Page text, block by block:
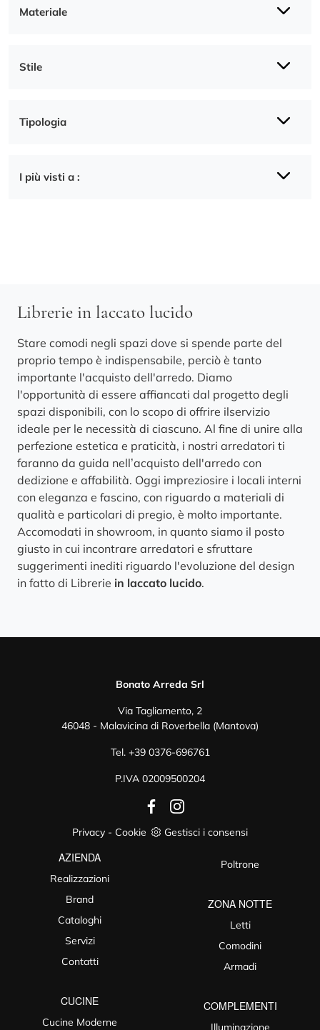
Materiale
Stile
Tipologia
I più visti a :
Librerie in laccato lucido
Stare comodi negli spazi dove si spende parte del
proprio tempo è indispensabile, perciò è tanto
importante l'acquisto dell'arredo. Diamo
l'opportunità di essere affiancati dal progetto degli
spazi disponibili, con lo scopo di offrire ilservizio
ideale per le necessità di ciascuno. Al fine di unire alla
perfezione estetica e praticità, i nostri arredatori ti
faranno da guida nell’acquisto dell'arredo con
dedizione e affabilità. Oggi impreziosire i locali interni
con eleganza e fascino, con riguardo a materiali di
qualità e particolari di pregio, è molto importante.
Accomodati in showroom, in quanto siamo il posto
giusto in cui incontrare arredatori e sfruttare
suggerimenti inediti riguardo l'evoluzione del design
in fatto di Librerie in laccato lucido.
Bonato Arreda Srl
Via Tagliamento, 2
46048 - Malavicina di Roverbella (Mantova)
Tel. +39 0376-696761
P.IVA 02009500204
Privacy - Cookie Gestisci i consensi
AZIENDA
Realizzazioni
Brand
Cataloghi
Servizi
Contatti
CUCINE
Cucine Moderne
Poltrone
ZONA NOTTE
Letti
Comodini
Armadi
COMPLEMENTI
Illuminazione